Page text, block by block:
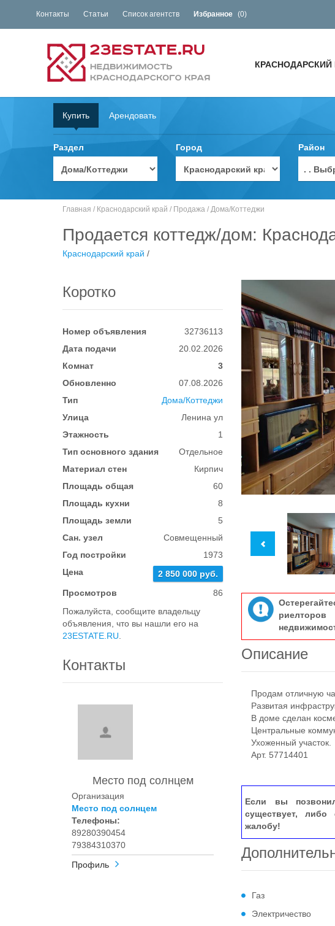
Контакты Статьи Список агентств Избранное (0)
КРАСНОДАРСКИЙ
Купить Арендовать
Раздел Город Район
. .
Главная / Краснодарский край / Продажа / Дома/Коттеджи
Продается коттедж/дом:
Краснодарский край /
Коротко
Номер объявления
32736113
Дата подачи
20.02.2026
Комнат
3
Обновленно
07.08.2026
Тип
Дома/Коттеджи
Улица
Ленина ул
Этажность
1
Тип основного здания
Отдельное
Материал стен
Кирпич
Площадь общая
60
Площадь кухни
8
Площадь земли
5
Сан. узел
Совмещенный
Год постройки
1973
Цена
2 850 000 руб.
Просмотров
86
Пожалуйста, сообщите владельцу
объявления, что вы нашли его на
23ESTATE.RU
Контакты
Место под солнцем
Организация
Место под солнцем
Телефоны:
89280390454
79384310370
Профиль
Описание
Продам отличную
Развитая
В доме сделан
Центральные
Ухоженный участок.
Арт. 57714401
Если вы
существует, либо
жалобу!
Газ
Электричество